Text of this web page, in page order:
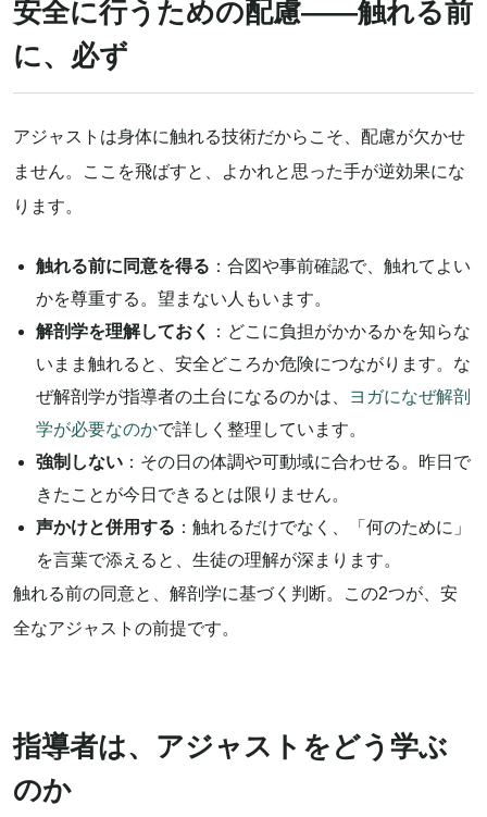
安全に行うための配慮——触れる前
に、必ず
アジャストは身体に触れる技術だからこそ、配慮が欠かせ
ません。ここを飛ばすと、よかれと思った手が逆効果にな
ります。
触れる前に同意を得る ：合図や事前確認で、触れてよい
かを尊重する。望まない人もいます。
解剖学を理解しておく
：どこに負担がかかるかを知らな
いまま触れると、安全どころか危険につながります。な
ぜ解剖学が指導者の土台になるのかは、
ヨガになぜ解剖
学が必要なのかで詳しく整理しています。
強制しない ：その日の体調や可動域に合わせる。昨日で
きたことが今日できるとは限りません。
声かけと併用する ：触れるだけでなく、「何のために」
を言葉で添えると、生徒の理解が深まります。
触れる前の同意と、解剖学に基づく判断。この2つが、安
全なアジャストの前提です。
指導者は、アジャストをどう学ぶ
のか